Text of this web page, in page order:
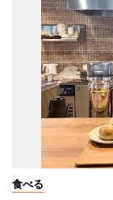
食べる